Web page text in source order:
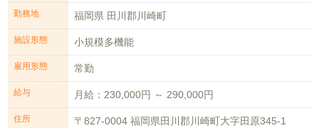
勤務地 福岡県 田川郡川崎町
施設形態 小規模多機能
雇用形態 常勤
給与 月給：230,000円 ～ 290,000円
住所 〒827-0004 福岡県田川郡川崎町大字田原345-1